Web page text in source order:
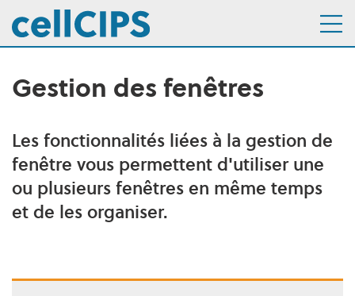
Navigation interne
Aller au menu
Aller au contenu
Gestion des fenêtres
Description
Les fonctionnalités liées à la gestion de
fenêtre vous permettent d'utiliser une
ou plusieurs fenêtres en même temps
et de les organiser.